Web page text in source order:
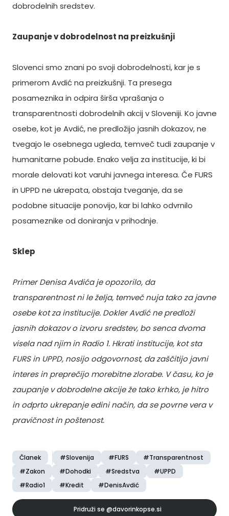
dobrodelnih sredstev.
Zaupanje v dobrodelnost na preizkušnji
Slovenci smo znani po svoji dobrodelnosti, kar je s
primerom Avdić na preizkušnji. Ta presega
posameznika in odpira širša vprašanja o
transparentnosti dobrodelnih akcij v Sloveniji. Ko javne
osebe, kot je Avdić, ne predložijo jasnih dokazov, ne
tvegajo le osebnega ugleda, temveč tudi zaupanje v
humanitarne pobude. Enako velja za institucije, ki bi
morale delovati kot varuhi javnega interesa. Če FURS
in UPPD ne ukrepata, obstaja tveganje, da se
podobne situacije ponovijo, kar bi lahko odvrnilo
posameznike od doniranja v prihodnje.
Sklep
Primer Denisa Avdića je opozorilo, da
transparentnost ni le želja, temveč nuja tako za javne
osebe kot za institucije. Dokler Avdić ne predloži
jasnih dokazov o izvoru sredstev, bo senca dvoma
visela nad njim in Radio 1. Hkrati institucije, kot sta
FURS in UPPD, nosijo odgovornost, da zaščitijo javni
interes in preprečijo morebitne zlorabe. V času, ko je
zaupanje v dobrodelne akcije že tako krhko, je hitro
in odprto ukrepanje edini način, da se povrne vera v
pravičnost in poštenost.
Članek #Slovenija #FURS
#Transparentnost
#Zakon
#Dohodki #Sredstva
#UPPD
#Radio1
#Kredit #DenisAvdić
Pridruži se @davorinkopse.si